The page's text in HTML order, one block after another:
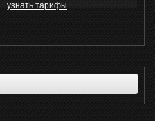
узнать тарифы